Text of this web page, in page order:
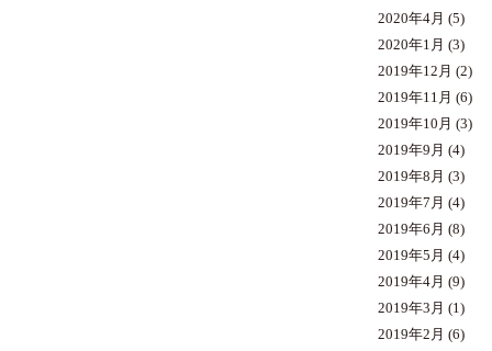
2020年4月 (5)
2020年1月 (3)
2019年12月 (2)
2019年11月 (6)
2019年10月 (3)
2019年9月 (4)
2019年8月 (3)
2019年7月 (4)
2019年6月 (8)
2019年5月 (4)
2019年4月 (9)
2019年3月 (1)
2019年2月 (6)